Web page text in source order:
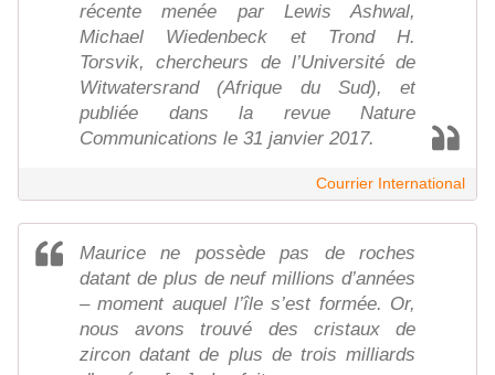
récente menée par Lewis Ashwal,
Michael Wiedenbeck et Trond H.
Torsvik, chercheurs de l’Université de
Witwatersrand (Afrique du Sud), et
publiée dans la revue Nature
Communications le 31 janvier 2017.
Courrier International
Maurice ne possède pas de roches
datant de plus de neuf millions d’années
– moment auquel l’île s’est formée. Or,
nous avons trouvé des cristaux de
zircon datant de plus de trois milliards